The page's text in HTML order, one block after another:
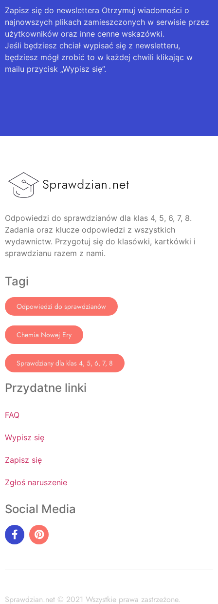
Zapisz się do newslettera Otrzymuj wiadomości o
najnowszych plikach zamieszczonych w serwisie przez
użytkowników oraz inne cenne wskazówki.
Jeśli będziesz chciał wypisać się z newsletteru,
będziesz mógł zrobić to w każdej chwili klikając w
mailu przycisk „Wypisz się”.
Odpowiedzi do sprawdzianów dla klas 4, 5, 6, 7, 8.
Zadania oraz klucze odpowiedzi z wszystkich
wydawnictw. Przygotuj się do klasówki, kartkówki i
sprawdzianu razem z nami.
Tagi
Odpowiedzi do sprawdzianów
Chemia Nowej Ery
Sprawdziany dla klas 4, 5, 6, 7, 8
Przydatne linki
FAQ
Wypisz się
Zapisz się
Zgłoś naruszenie
Social Media
Sprawdzian.net © 2021 Wszystkie prawa zastrzeżone.